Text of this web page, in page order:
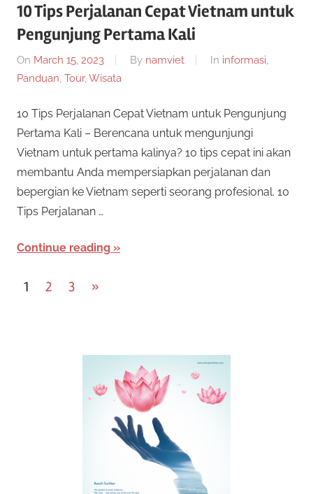
10 Tips Perjalanan Cepat Vietnam untuk
Pengunjung Pertama Kali
On March 15, 2023 By namviet In informasi,
Panduan, Tour, Wisata
10 Tips Perjalanan Cepat Vietnam untuk Pengunjung
Pertama Kali – Berencana untuk mengunjungi
Vietnam untuk pertama kalinya? 10 tips cepat ini akan
membantu Anda mempersiapkan perjalanan dan
bepergian ke Vietnam seperti seorang profesional. 10
Tips Perjalanan …
Continue reading
P
1 2 3
Next
»